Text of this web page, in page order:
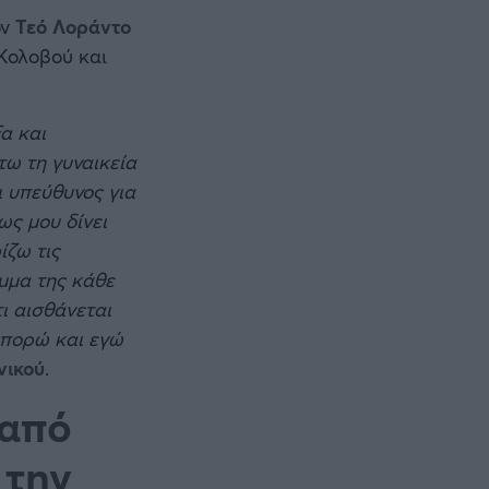
Τεό Λοράντο
και
και
τη γυναικεία
υπεύθυνος για
μου δίνει
τις
της κάθε
αισθάνεται
και εγώ
.